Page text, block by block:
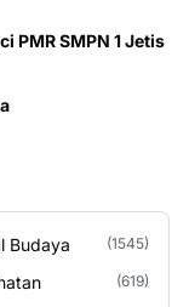
PMR SMPN 1 Jetis
Budaya (1545)
(619)